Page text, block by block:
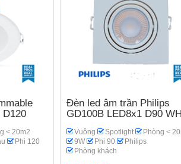
D120
< 20m2
Phi 120
Đèn led âm trần Philips
GD100B LED8x1 D90 WH
Vuông Spotlight
Phòng <
9W
Phi 90
Philips
Phòng khách